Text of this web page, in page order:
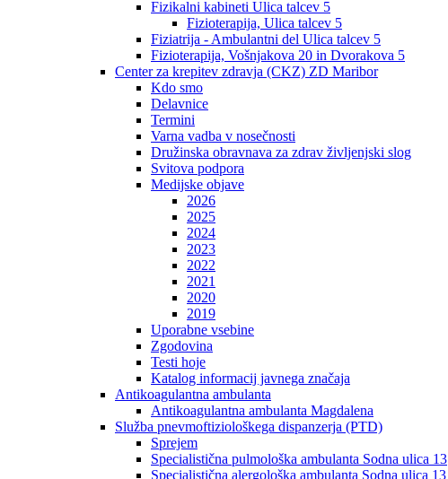
Fizikalni kabineti Ulica talcev 5
Fizioterapija, Ulica talcev 5
Fiziatrija - Ambulantni del Ulica talcev 5
Fizioterapija, Vošnjakova 20 in Dvorakova 5
Center za krepitev zdravja (CKZ) ZD Maribor
Kdo smo
Delavnice
Termini
Varna vadba v nosečnosti
Družinska obravnava za zdrav življenjski slog
Svitova podpora
Medijske objave
2026
2025
2024
2023
2022
2021
2020
2019
Uporabne vsebine
Zgodovina
Testi hoje
Katalog informacij javnega značaja
Antikoagulantna ambulanta
Antikoagulantna ambulanta Magdalena
Služba pnevmoftiziološkega dispanzerja (PTD)
Sprejem
Specialistična pulmološka ambulanta Sodna ulica 13
Specialistična alergološka ambulanta Sodna ulica 13